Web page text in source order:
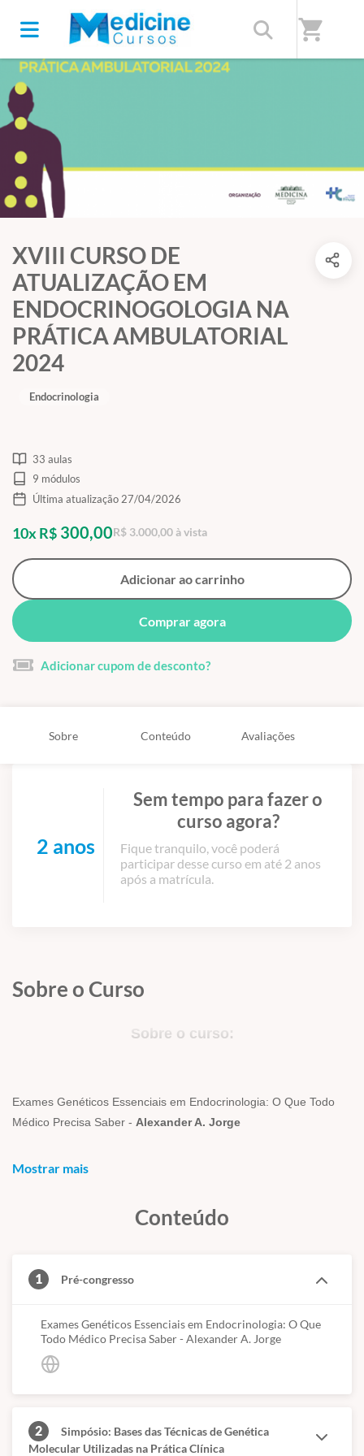
shopping_cart
XVIII CURSO DE
ATUALIZAÇÃO EM
ENDOCRINOGOLOGIA NA
PRÁTICA AMBULATORIAL
2024
Endocrinologia
33 aulas
9 módulos
Última atualização 27/04/2026
10x R$ 300,00R$ 3.000,00 à vista
Adicionar ao carrinho
Comprar agora
Adicionar cupom de desconto?
Sobre Conteúdo Avaliações
2 anos
Sem tempo para fazer o
curso agora?
Fique tranquilo, você poderá
participar desse curso em até 2 anos
após a matrícula.
Sobre o Curso
Sobre o curso:
Exames Genéticos Essenciais em Endocrinologia: O Que Todo
Médico Precisa Saber - Alexander A. Jorge
Utilizadas na Prática Clínica
Definição e Manuseio das Amostras - Mirian Yumie Nishi
Princípios e Aplicações do Sequenciamento Tradicional por
Principais Defeitos Epigenéticos e Metodologias Utilizadas para
Mostrar mais
Conteúdo
1 Pré-congresso
Exames Genéticos Essenciais em Endocrinologia: O Que
Todo Médico Precisa Saber - Alexander A. Jorge
2
Simpósio: Bases das Técnicas de Genética
Molecular Utilizadas na Prática Clínica